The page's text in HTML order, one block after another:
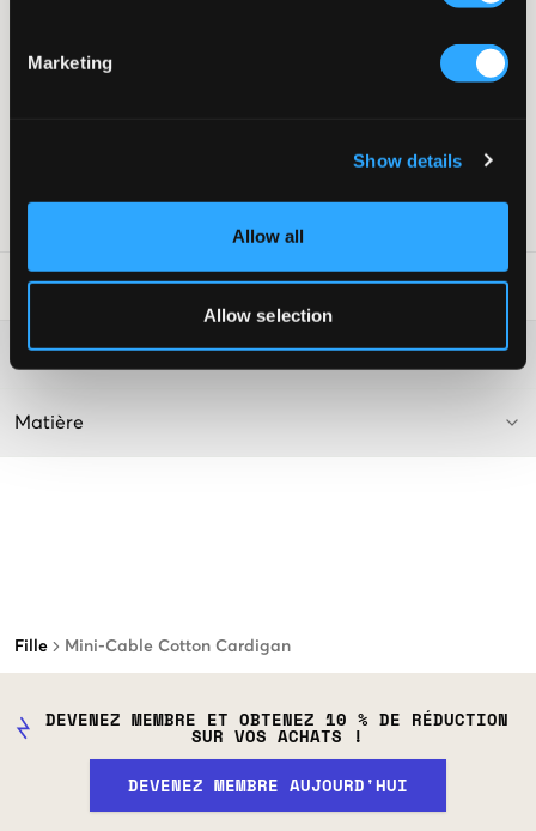
Marketing
Show details
Allow all
Allow selection
Fille Mini-Cable Cotton Cardigan
Broderie
Boutons
HUNTER NAVY
Conseils de lavage:
Plus d'informations sur les instructions de lavage
Matière
DEVENEZ MEMBRE ET OBTENEZ 10 % DE RÉDUCTION
SUR VOS ACHATS !
DEVENEZ MEMBRE AUJOURD'HUI